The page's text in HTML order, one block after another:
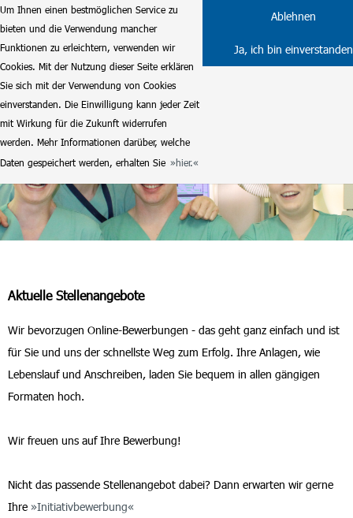
Um Ihnen einen bestmöglichen Service zu
bieten und die Verwendung mancher
Funktionen zu erleichtern, verwenden wir
Cookies. Mit der Nutzung dieser Seite erklären
Sie sich mit der Verwendung von Cookies
einverstanden. Die Einwilligung kann jeder Zeit
mit Wirkung für die Zukunft widerrufen
werden. Mehr Informationen darüber, welche
Daten gespeichert werden, erhalten Sie
hier.
Ablehnen
Ja, ich bin einverstanden
Aktuelle Stellenangebote
Wir bevorzugen Online-Bewerbungen - das geht ganz einfach und ist
für Sie und uns der schnellste Weg zum Erfolg. Ihre Anlagen, wie
Lebenslauf und Anschreiben, laden Sie bequem in allen gängigen
Formaten hoch.
Wir freuen uns auf Ihre Bewerbung!
Nicht das passende Stellenangebot dabei? Dann erwarten wir gerne
Ihre
Initiativbewerbung